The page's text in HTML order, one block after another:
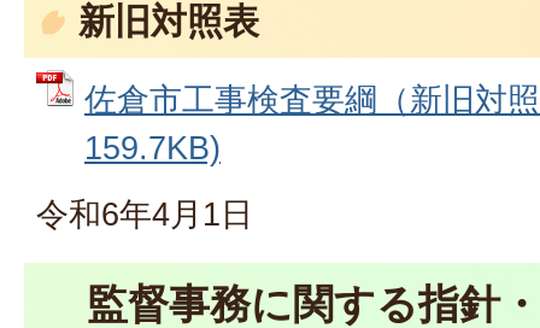
新旧対照表
佐倉市工事検査要綱（新旧対
159.7KB)
令和6年4月1日
監督事務に関する指針